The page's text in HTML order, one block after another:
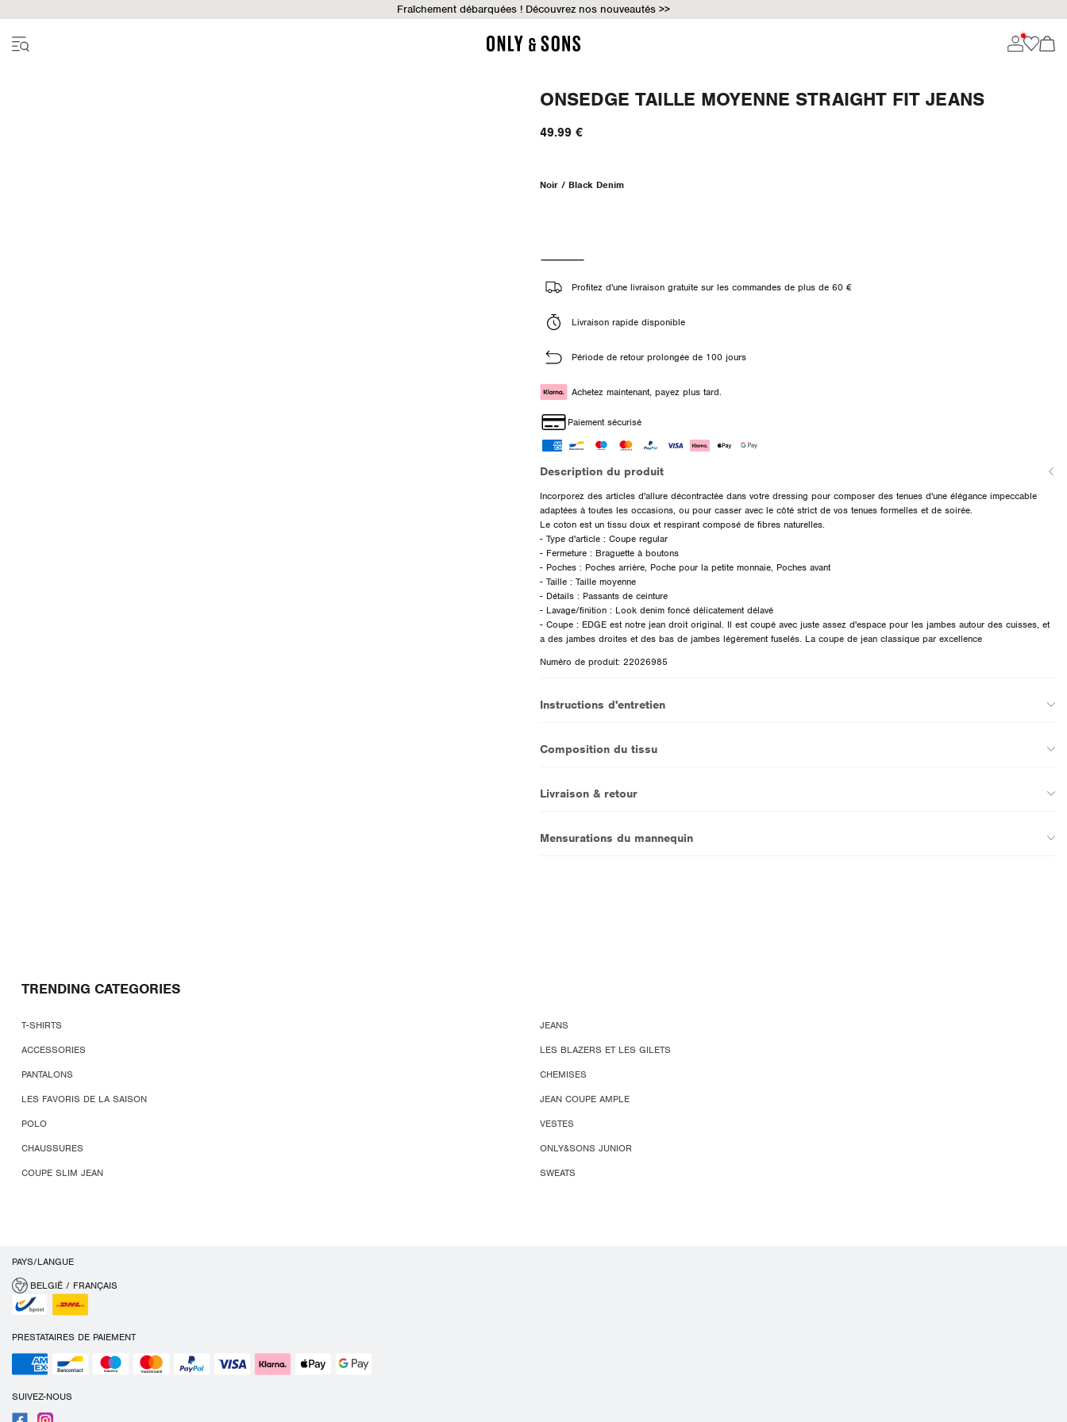
Fraîchement débarquées ! Découvrez nos nouveautés >>
ONSEDGE TAILLE MOYENNE STRAIGHT FIT JEANS
49.99 €
Noir / Black Denim
Profitez d'une livraison gratuite sur les commandes de plus de 60 €
Livraison rapide disponible
Période de retour prolongée de 100 jours
Achetez maintenant, payez plus tard.
Paiement sécurisé
Description du produit
Incorporez des articles d'allure décontractée dans votre dressing pour composer des tenues d'une élégance impeccable
adaptées à toutes les occasions, ou pour casser avec le côté strict de vos tenues formelles et de soirée.
Le coton est un tissu doux et respirant composé de fibres naturelles.
- Type d'article : Coupe regular
- Fermeture : Braguette à boutons
- Poches : Poches arrière, Poche pour la petite monnaie, Poches avant
- Taille : Taille moyenne
- Détails : Passants de ceinture
- Lavage/finition : Look denim foncé délicatement délavé
- Coupe : EDGE est notre jean droit original. Il est coupé avec juste assez d'espace pour les jambes autour des cuisses, et
a des jambes droites et des bas de jambes légèrement fuselés. La coupe de jean classique par excellence
Numéro de produit: 22026985
Instructions d'entretien
Composition du tissu
Livraison & retour
Mensurations du mannequin
TRENDING CATEGORIES
T-SHIRTS
JEANS
ACCESSORIES
LES BLAZERS ET LES GILETS
PANTALONS
CHEMISES
LES FAVORIS DE LA SAISON
JEAN COUPE AMPLE
POLO
VESTES
CHAUSSURES
ONLY&SONS JUNIOR
COUPE SLIM JEAN
SWEATS
PAYS/LANGUE
BELGIË / FRANÇAIS
PRESTATAIRES DE PAIEMENT
SUIVEZ-NOUS